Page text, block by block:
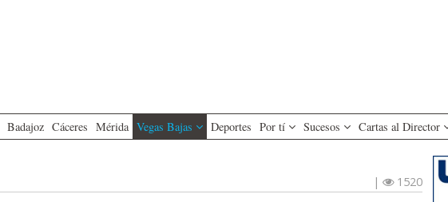
Badajoz Cáceres Mérida Vegas Bajas Deportes Por tí Sucesos Cartas al Director
|
1520